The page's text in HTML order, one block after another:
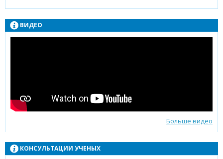
ВИДЕО
Больше видео
КОНСУЛЬТАЦИИ УЧЕНЫХ